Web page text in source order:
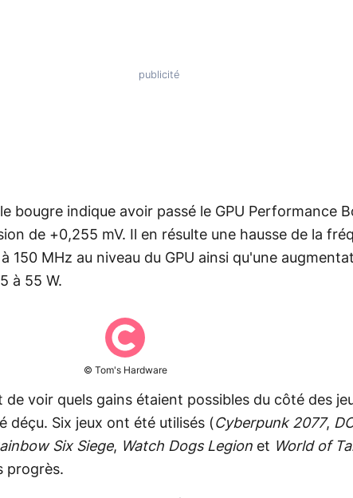
bougre indique avoir passé le GPU Performance
de +0,255 mV. Il en résulte une hausse de la
150 MHz au niveau du GPU ainsi qu'une
à 55 W.
© Tom's Hardware
de voir quels gains étaient possibles du côté des
déçu. Six jeux ont été utilisés ( Cyberpunk 2077,
Six Siege, Watch Dogs Legion et World of
progrès.